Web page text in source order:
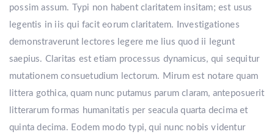
possim assum. Typi non habent claritatem insitam; est usus
legentis in iis qui facit eorum claritatem. Investigationes
demonstraverunt lectores legere me lius quod ii legunt
saepius. Claritas est etiam processus dynamicus, qui sequitur
mutationem consuetudium lectorum. Mirum est notare quam
littera gothica, quam nunc putamus parum claram, anteposuerit
litterarum formas humanitatis per seacula quarta decima et
quinta decima. Eodem modo typi, qui nunc nobis videntur